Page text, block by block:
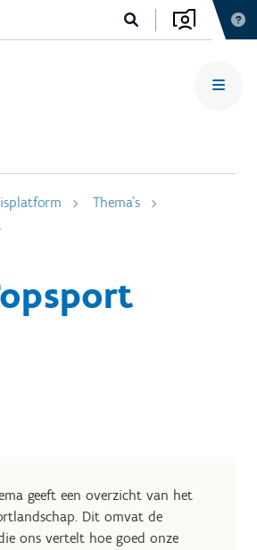
Thema's
geeft een overzicht van het
Dit omvat de
ons vertelt hoe goed onze